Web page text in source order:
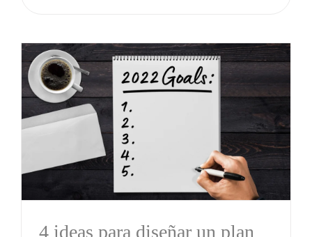
4 ideas para diseñar un plan